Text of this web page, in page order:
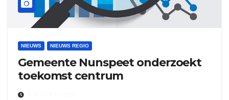
NIEUWS NIEUWS REGIO
Gemeente Nunspeet onderzoekt
toekomst centrum